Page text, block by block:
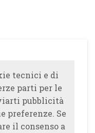
tecnici e di
parti per le
pubblicità
preferenze. Se
il consenso a